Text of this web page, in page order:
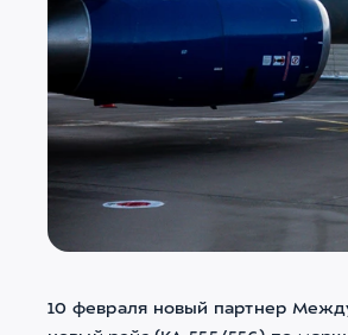
10 февраля новый партнер